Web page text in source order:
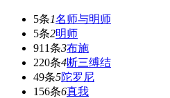
5条1名师与明师
5条2明师
911条3布施
220条4断三缚结
49条5陀罗尼
156条6真我